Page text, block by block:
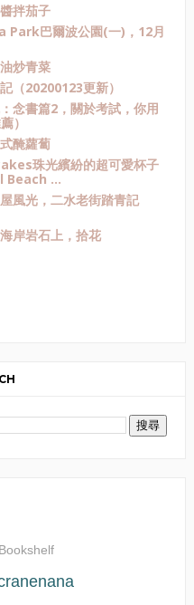
拌茄子
Park巴爾波公園(一)，12月
炒青菜
（20200123更新）
念書篇2，關於考試，你用
）
醃蘿蔔
珠光繽紛的超可愛杯子
Beach ...
風光，二水老街踏青記
岸岩石上，拾花